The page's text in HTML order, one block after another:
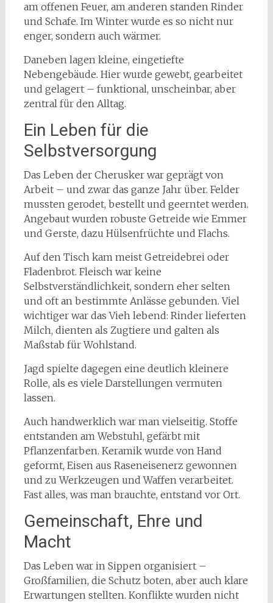
am offenen Feuer, am anderen standen Rinder
und Schafe. Im Winter wurde es so nicht nur
enger, sondern auch wärmer.
Daneben lagen kleine, eingetiefte
Nebengebäude. Hier wurde gewebt, gearbeitet
und gelagert – funktional, unscheinbar, aber
zentral für den Alltag.
Ein Leben für die
Selbstversorgung
Das Leben der Cherusker war geprägt von
Arbeit – und zwar das ganze Jahr über. Felder
mussten gerodet, bestellt und geerntet werden.
Angebaut wurden robuste Getreide wie Emmer
und Gerste, dazu Hülsenfrüchte und Flachs.
Auf den Tisch kam meist Getreidebrei oder
Fladenbrot. Fleisch war keine
Selbstverständlichkeit, sondern eher selten
und oft an bestimmte Anlässe gebunden. Viel
wichtiger war das Vieh lebend: Rinder lieferten
Milch, dienten als Zugtiere und galten als
Maßstab für Wohlstand.
Jagd spielte dagegen eine deutlich kleinere
Rolle, als es viele Darstellungen vermuten
lassen.
Auch handwerklich war man vielseitig. Stoffe
entstanden am Webstuhl, gefärbt mit
Pflanzenfarben. Keramik wurde von Hand
geformt, Eisen aus Raseneisenerz gewonnen
und zu Werkzeugen und Waffen verarbeitet.
Fast alles, was man brauchte, entstand vor Ort.
Gemeinschaft, Ehre und
Macht
Das Leben war in Sippen organisiert –
Großfamilien, die Schutz boten, aber auch klare
Erwartungen stellten. Konflikte wurden nicht